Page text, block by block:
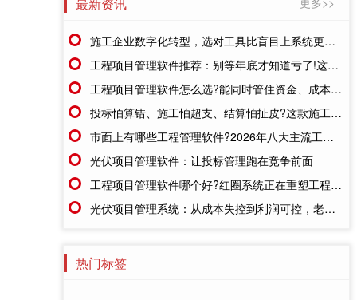
施工企业数字化转型，选对工具比盲目上系统更重要
工程项目管理软件推荐：别等年底才知道亏了!这套系统让每一分钱都有迹可循
工程项目管理软件怎么选?能同时管住资金、成本、进度的才靠谱
投标怕算错、施工怕超支、结算怕扯皮?这款施工成本管理系统一招全解决
市面上有哪些工程管理软件?2026年八大主流工具深度盘点
光伏项目管理软件：让投标管理跑在竞争前面
工程项目管理软件哪个好?红圈系统正在重塑工程企业的"数字大脑"
光伏项目管理系统：从成本失控到利润可控，老板只需做对一步
热门标签